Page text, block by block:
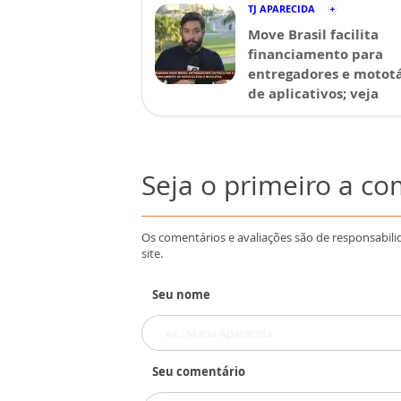
TJ APARECIDA
Move Brasil facilita
financiamento para
entregadores e
de aplicativos; veja
Seja o primeiro a
Os comentários e avaliações são de
site.
Seu nome
Seu comentário